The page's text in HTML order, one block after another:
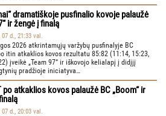
dramatiškoje pusfinalio kovoje palaužė
ir žengė į finalą
d., 21:33 val.
2026 atkrintamųjų varžybų pusfinalyje BC
itin atkaklios kovos rezultatu 85:82 (11:14, 15:23,
įveikė „Team 97“ ir iškovojo kelialapį į didįjį
pradžioje iniciatyva…
po atkaklios kovos palaužė BC „Boom“ ir
d., 20:03 val.